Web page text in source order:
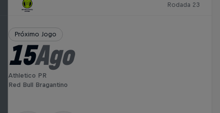
Rodada 23
Próximo Jogo
15Ago
Athletico PR
Red Bull Bragantino